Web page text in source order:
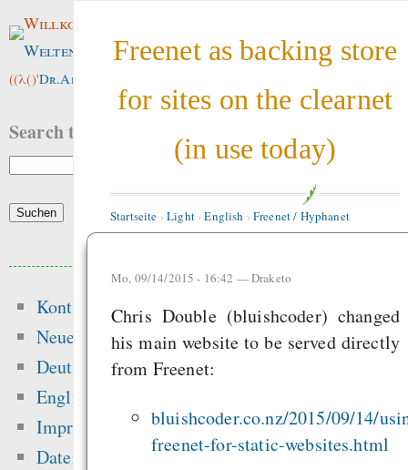
Freenet as backing store
for sites on the clearnet
(in use today)
Startseite ›Light›English › Freenet / Hyphanet
Mo, 09/14/2015 - 16:42 —Draketo
Chris Double (bluishcoder) changed
his main website to be served directly
from Freenet:
bluishcoder.co.nz/2015/09/14/
freenet-for-static-websites.html
Willkommen im
Weltenwald !
((λ()'Dr.ArneBab
Search this site:
Kontakt
Neue Inhalte
Deutsch
English
Impressum
Datenschutz
Heute:
Erhaltet eure
selbst
Die erste Million